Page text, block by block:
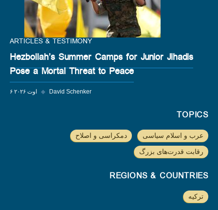
ARTICLES & TESTIMONY
Hezbollah’s Summer Camps for Junior Jihadis
Pose a Mortal Threat to Peace
۶ اوت ۲۰۲۶ ◆ David Schenker
TOPICS
عرب و اسلام سیاسی دمکراسی و اصلاح
رقابت قدرت‌های بزرگ
REGIONS & COUNTRIES
ترکیه